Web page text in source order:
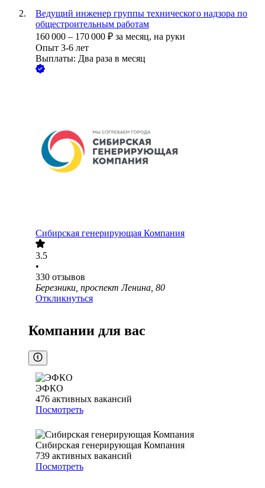
Ведущий инженер группы технического надзора по
общестроительным работам
160 000 – 170 000 ₽ за месяц, на руки
Опыт 3-6 лет
Выплаты: Два раза в месяц
Сибирская генерирующая Компания
3.5
•
330 отзывов
Березники, проспект Ленина, 80
Откликнуться
Компании для вас
ЭФКО
476 активных вакансий
Посмотреть
Сибирская генерирующая Компания
739 активных вакансий
Посмотреть